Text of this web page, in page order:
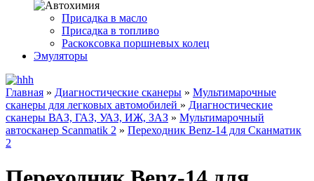
Присадка в масло
Присадка в топливо
Раскоксовка поршневых колец
Эмуляторы
Главная » Диагностические сканеры » Мультимарочные
сканеры для легковых автомобилей » Диагностические
сканеры ВАЗ, ГАЗ, УАЗ, ИЖ, ЗАЗ » Мультимарочный
автосканер Scanmatik 2 » Переходник Benz-14 для Сканматик
2